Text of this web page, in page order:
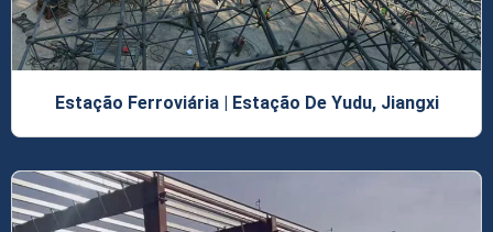
Estação Ferroviária | Estação De Yudu, Jiangxi